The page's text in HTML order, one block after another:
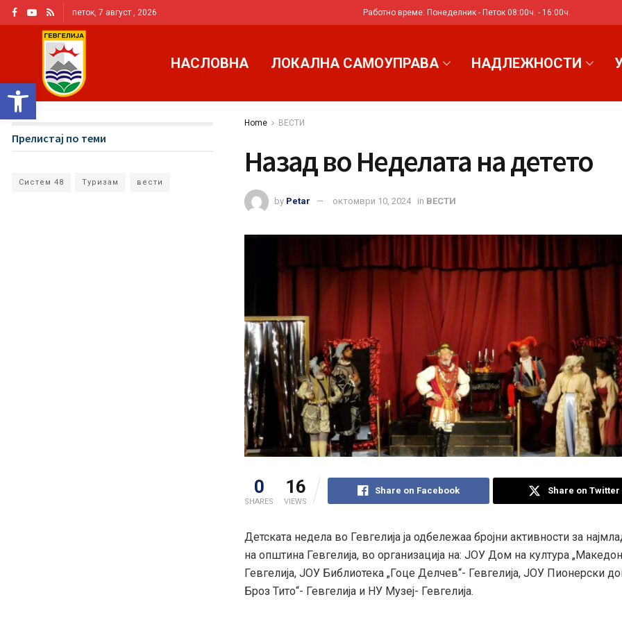
Open toolbar
петок, 7 август , 2026 Работно време: Понеделник - Петок 08:00ч. - 16:00ч.
НАСЛОВНА ЛОКАЛНА САМОУПРАВА НАДЛЕЖНОСТИ
Home ВЕСТИ
Назад во Неделата на детето
by Petar октомври 10, 2024 in ВЕСТИ
0
SHARES
16
VIEWS
Share on Facebook Share on Twitter
Детската недела во Гевгелија ја одбележаа бројни активности за
на општина Гевгелија, во организација на: ЈОУ Дом на култура
Гевгелија, ЈОУ Библиотека „Гоце Делчев“- Гевгелија, ЈОУ Пионерски
Броз Тито“- Гевгелија и НУ Музеј- Гевгелија.
Прелистај по теми
Систем 48 Туризам вести